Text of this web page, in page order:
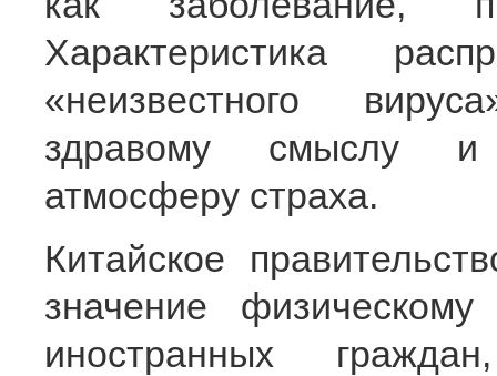
Характеристика
«неизвестного
здравому смыслу и
атмосферу страха.
Китайское
значение
иностранных